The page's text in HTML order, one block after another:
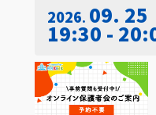
2026 09. 25
19:30 -